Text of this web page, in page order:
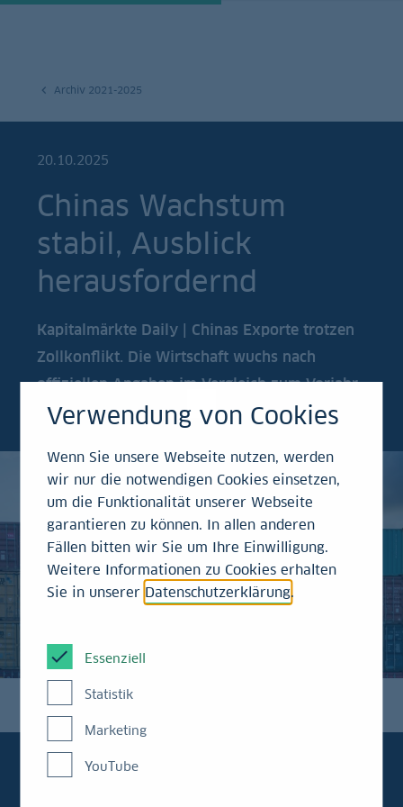
Archiv 2021-2025
20.10.2025
Chinas Wachstum
stabil, Ausblick
herausfordernd
Kapitalmärkte Daily | Chinas Exporte trotzen
Zollkonflikt. Die Wirtschaft wuchs nach
offiziellen Angaben im Vergleich zum Vorjahr
um 4,8 %.
Verwendung von Cookies
Wenn Sie unsere Webseite nutzen, werden
wir nur die notwendigen Cookies einsetzen,
um die Funktionalität unserer Webseite
garantieren zu können. In allen anderen
Fällen bitten wir Sie um Ihre Einwilligung.
Weitere Informationen zu Cookies erhalten
Sie in unserer Datenschutzerklärung.
Essenziell
Statistik
Marketing
YouTube